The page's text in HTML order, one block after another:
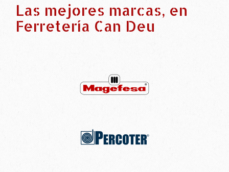
Las mejores marcas, en
Ferretería Can Deu